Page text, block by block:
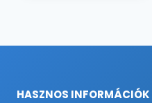
HASZNOS INFORMÁCIÓK